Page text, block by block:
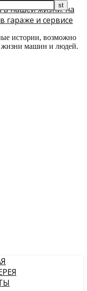
нашей жизни: на
гараже и сервисе
истории, возможно
жизни машин и людей.